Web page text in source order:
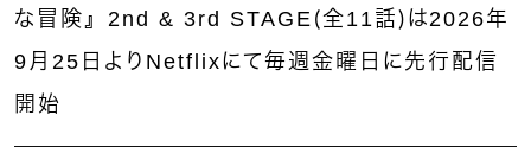
な冒険』2nd & 3rd STAGE（全11話）は2026年
9月25日よりNetflixにて毎週金曜日に先行配信
開始